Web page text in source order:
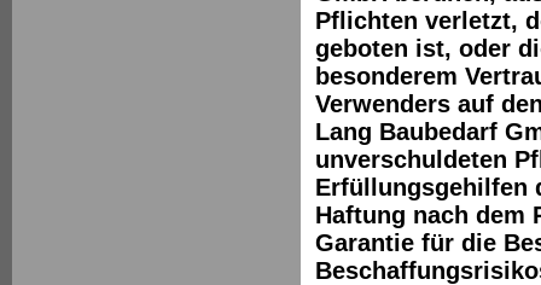
Pflichten verletzt,
geboten ist, oder
besonderem
Verwenders auf
Lang Baubedarf
unverschuldeten
Erfüllungsgehilfen
Haftung nach dem
Garantie für die